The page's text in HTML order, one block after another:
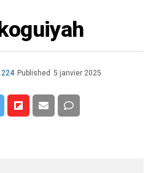
224 Published 5 janvier 2025